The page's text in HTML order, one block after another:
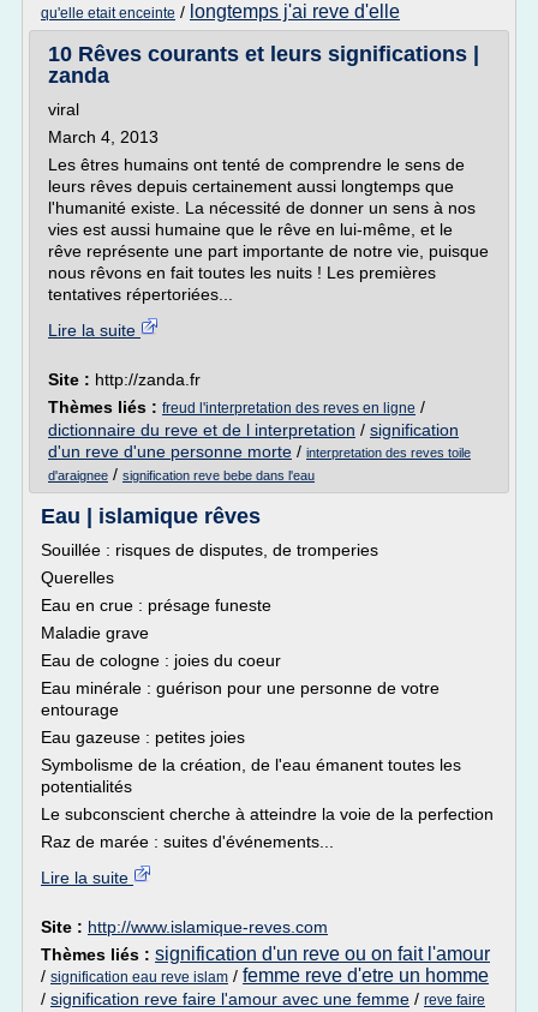
qu'elle etait enceinte / longtemps j'ai reve d'elle
10 Rêves courants et leurs significations |
zanda
viral
March 4, 2013
Les êtres humains ont tenté de comprendre le sens de
leurs rêves depuis certainement aussi longtemps que
l'humanité existe. La nécessité de donner un sens à nos
vies est aussi humaine que le rêve en lui-même, et le
rêve représente une part importante de notre vie, puisque
nous rêvons en fait toutes les nuits ! Les premières
tentatives répertoriées...
Lire la suite
Site : http://zanda.fr
Thèmes liés : freud l'interpretation des reves en ligne /
dictionnaire du reve et de l interpretation / signification
d'un reve d'une personne morte / interpretation des reves toile
d'araignee / signification reve bebe dans l'eau
Eau | islamique rêves
Souillée : risques de disputes, de tromperies
Querelles
Eau en crue : présage funeste
Maladie grave
Eau de cologne : joies du coeur
Eau minérale : guérison pour une personne de votre
entourage
Eau gazeuse : petites joies
Symbolisme de la création, de l'eau émanent toutes les
potentialités
Le subconscient cherche à atteindre la voie de la perfection
Raz de marée : suites d'événements...
Lire la suite
Site : http://www.islamique-reves.com
Thèmes liés : signification d'un reve ou on fait l'amour
/ signification eau reve islam / femme reve d'etre un homme
/ signification reve faire l'amour avec une femme / reve faire